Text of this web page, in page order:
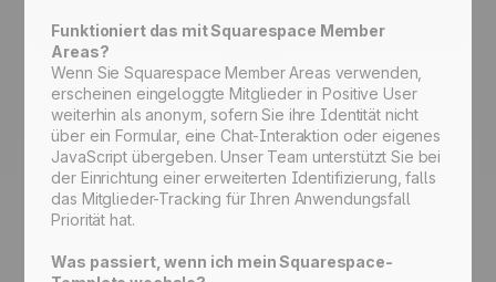
Funktioniert das mit Squarespace Member
Areas?
Wenn Sie Squarespace Member Areas verwenden,
erscheinen eingeloggte Mitglieder in Positive User
weiterhin als anonym, sofern Sie ihre Identität nicht
über ein Formular, eine Chat-Interaktion oder eigenes
JavaScript übergeben. Unser Team unterstützt Sie bei
der Einrichtung einer erweiterten Identifizierung, falls
das Mitglieder-Tracking für Ihren Anwendungsfall
Priorität hat.
Was passiert, wenn ich mein Squarespace-